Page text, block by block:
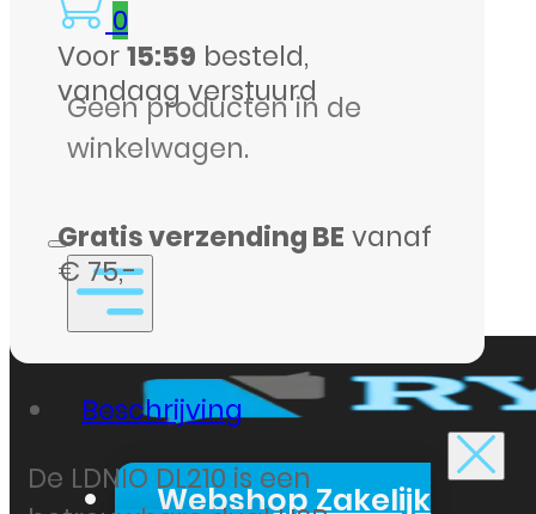
0
Geen producten in de
winkelwagen.
Webshop Zakelijk
model
DL210
aantal
Voor15:59 besteld,
vandaag verstuurd
Gratis verzending BE vanaf
€ 75,-
Beschrijving
De LDNIO DL210 is een